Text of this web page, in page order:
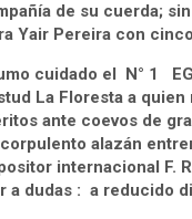
de su cuerda;
Yair Pereira con
cuidado el N° 1
La Floresta a quien
ante coevos de
alazán
internacional F.
a dudas : a reducido